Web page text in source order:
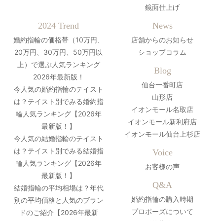
鏡面仕上げ
2024 Trend
婚約指輪の価格帯（10万円、
20万円、30万円、50万円以
上）で選ぶ人気ランキング
2026年最新版！
今人気の婚約指輪のテイスト
は？テイスト別でみる婚約指
輪人気ランキング【2026年
最新版！】
今人気の結婚指輪のテイスト
は？テイスト別でみる結婚指
輪人気ランキング【2026年
最新版！】
結婚指輪の平均相場は？年代
別の平均価格と人気のブラン
ドのご紹介【2026年最新
News
店舗からのお知らせ
ショップコラム
Blog
仙台一番町店
山形店
イオンモール名取店
イオンモール新利府店
イオンモール仙台上杉店
Voice
お客様の声
Q&A
婚約指輪の購入時期
プロポーズについて